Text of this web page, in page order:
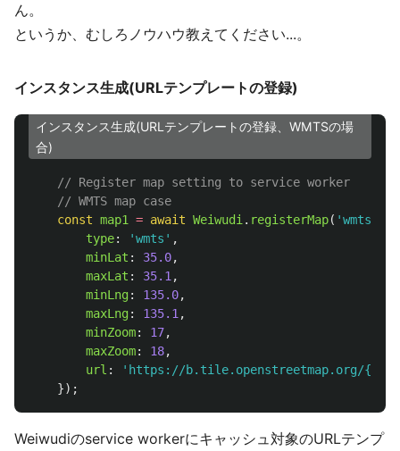
ん。
というか、むしろノウハウ教えてください...。
インスタンス生成(URLテンプレートの登録)
インスタンス生成(URLテンプレートの登録、WMTSの場
合)
// Register map setting to service worker
// WMTS map case
const map1 = await Weiwudi . registerMap( 'wmts_map
type: 'wmts ' ,
minLat : 35.0,
maxLat : 35.1 ,
minLng: 135.0,
maxLng: 135.1 ,
minZoom: 17,
maxZoom: 18,
url : ' https://b.tile.openstreetmap.org/{z}/
});
Weiwudiのservice workerにキャッシュ対象のURLテンプ